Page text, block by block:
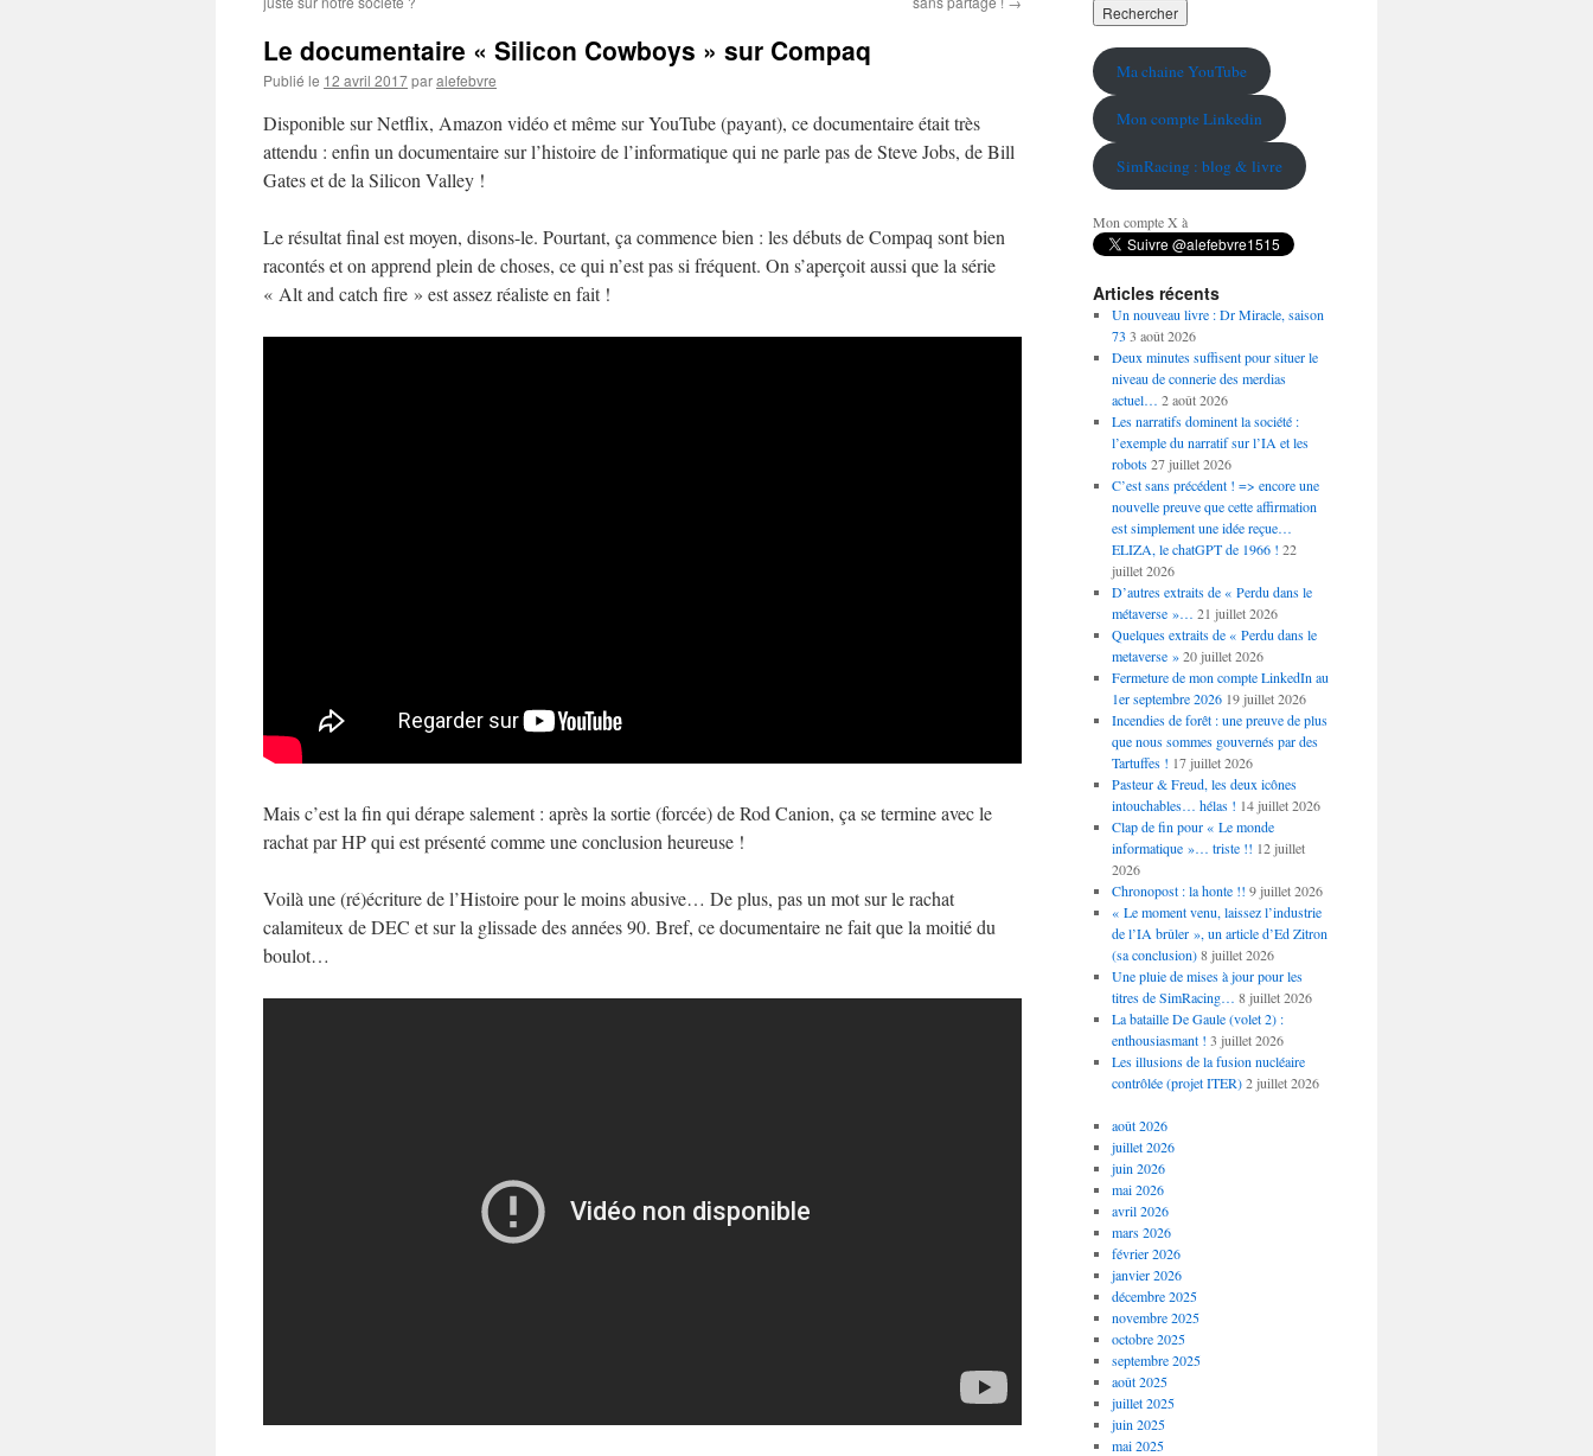
Le documentaire « Silicon Cowboys » sur Compaq
Publié le 12 avril 2017paralefebvre
Disponible sur Netflix, Amazon vidéo et même sur YouTube (payant), ce documentaire était très
attendu : enfin un documentaire sur l’histoire de l’informatique qui ne parle pas de Steve Jobs, de Bill
Gates et de la Silicon Valley !
Le résultat final est moyen, disons-le. Pourtant, ça commence bien : les débuts de Compaq sont bien
racontés et on apprend plein de choses, ce qui n’est pas si fréquent. On s’aperçoit aussi que la série
« Alt and catch fire » est assez réaliste en fait !
Mais c’est la fin qui dérape salement : après la sortie (forcée) de Rod Canion, ça se termine avec le
rachat par HP qui est présenté comme une conclusion heureuse !
Voilà une (ré)écriture de l’Histoire pour le moins abusive… De plus, pas un mot sur le rachat
calamiteux de DEC et sur la glissade des années 90. Bref, ce documentaire ne fait que la moitié du
boulot…
Ma chaine YouTube
Mon compte Linkedin
SimRacing : blog & livre
Mon compte X à
Articles récents
Un nouveau livre : Dr Miracle, saison
73 3 août 2026
Deux minutes suffisent pour situer le
niveau de connerie des merdias
actuel… 2 août 2026
Les narratifs dominent la société :
l’exemple du narratif sur l’IA et les
robots 27 juillet 2026
C’est sans précédent ! => encore une
nouvelle preuve que cette affirmation
est simplement une idée reçue…
ELIZA, le chatGPT de 1966 ! 22
juillet 2026
D’autres extraits de « Perdu dans le
métaverse »… 21 juillet 2026
Quelques extraits de « Perdu dans le
metaverse » 20 juillet 2026
Fermeture de mon compte LinkedIn au
1er septembre 2026 19 juillet 2026
Incendies de forêt : une preuve de plus
que nous sommes gouvernés par des
Tartuffes ! 17 juillet 2026
Pasteur & Freud, les deux icônes
intouchables… hélas ! 14 juillet 2026
Clap de fin pour « Le monde
informatique »… triste !! 12 juillet
2026
Chronopost : la honte !! 9 juillet 2026
« Le moment venu, laissez l’industrie
de l’IA brûler », un article d’Ed Zitron
(sa conclusion) 8 juillet 2026
Une pluie de mises à jour pour les
titres de SimRacing… 8 juillet 2026
La bataille De Gaule (volet 2) :
enthousiasmant ! 3 juillet 2026
Les illusions de la fusion nucléaire
contrôlée (projet ITER) 2 juillet 2026
août 2026
juillet 2026
juin 2026
mai 2026
avril 2026
mars 2026
février 2026
janvier 2026
décembre 2025
novembre 2025
octobre 2025
septembre 2025
août 2025
juillet 2025
juin 2025
mai 2025